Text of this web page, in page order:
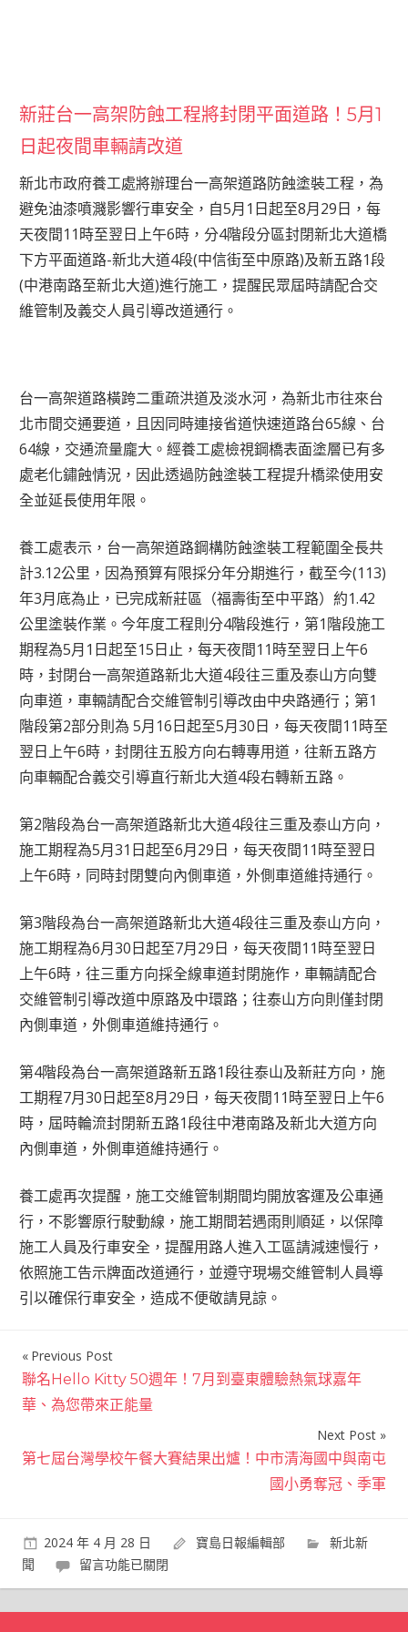
新莊台一高架防蝕工程將封閉平面道路！5月1
日起夜間車輛請改道
新北市政府養工處將辦理台一高架道路防蝕塗裝工程，為
避免油漆噴濺影響行車安全，自5月1日起至8月29日，每
天夜間11時至翌日上午6時，分4階段分區封閉新北大道橋
下方平面道路-新北大道4段(中信街至中原路)及新五路1段
(中港南路至新北大道)進行施工，提醒民眾屆時請配合交
維管制及義交人員引導改道通行。
台一高架道路橫跨二重疏洪道及淡水河，為新北市往來台
北市間交通要道，且因同時連接省道快速道路台65線、台
64線，交通流量龐大。經養工處檢視鋼橋表面塗層已有多
處老化鏽蝕情況，因此透過防蝕塗裝工程提升橋梁使用安
全並延長使用年限。
養工處表示，台一高架道路鋼構防蝕塗裝工程範圍全長共
計3.12公里，因為預算有限採分年分期進行，截至今(113)
年3月底為止，已完成新莊區（福壽街至中平路）約1.42
公里塗裝作業。今年度工程則分4階段進行，第1階段施工
期程為5月1日起至15日止，每天夜間11時至翌日上午6
時，封閉台一高架道路新北大道4段往三重及泰山方向雙
向車道，車輛請配合交維管制引導改由中央路通行；第1
階段第2部分則為 5月16日起至5月30日，每天夜間11時至
翌日上午6時，封閉往五股方向右轉專用道，往新五路方
向車輛配合義交引導直行新北大道4段右轉新五路。
第2階段為台一高架道路新北大道4段往三重及泰山方向，
施工期程為5月31日起至6月29日，每天夜間11時至翌日
上午6時，同時封閉雙向內側車道，外側車道維持通行。
第3階段為台一高架道路新北大道4段往三重及泰山方向，
施工期程為6月30日起至7月29日，每天夜間11時至翌日
上午6時，往三重方向採全線車道封閉施作，車輛請配合
交維管制引導改道中原路及中環路；往泰山方向則僅封閉
內側車道，外側車道維持通行。
第4階段為台一高架道路新五路1段往泰山及新莊方向，施
工期程7月30日起至8月29日，每天夜間11時至翌日上午6
時，屆時輪流封閉新五路1段往中港南路及新北大道方向
內側車道，外側車道維持通行。
養工處再次提醒，施工交維管制期間均開放客運及公車通
行，不影響原行駛動線，施工期間若遇雨則順延，以保障
施工人員及行車安全，提醒用路人進入工區請減速慢行，
依照施工告示牌面改道通行，並遵守現場交維管制人員導
引以確保行車安全，造成不便敬請見諒。
文
章
覽
Previous Post
聯名Hello Kitty 50週年！7月到臺東體驗熱氣球嘉年
華、為您帶來正能量
Next Post
第七屆台灣學校午餐大賽結果出爐！中市清海國中與南屯
國小勇奪冠、季軍
2024 年 4 月 28 日 寶島日報編輯部
新北新
聞
在
〈新
留言功能已關閉